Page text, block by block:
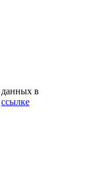
данных в
ссылке